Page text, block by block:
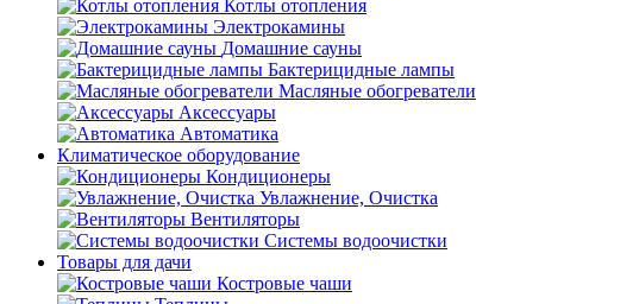
Котлы отопления
Электрокамины
Домашние сауны
Бактерицидные лампы
Масляные обогреватели
Аксессуары
Автоматика
Климатическое оборудование
Кондиционеры
Увлажнение, Очистка
Вентиляторы
Системы водоочистки
Товары для дачи
Костровые чаши